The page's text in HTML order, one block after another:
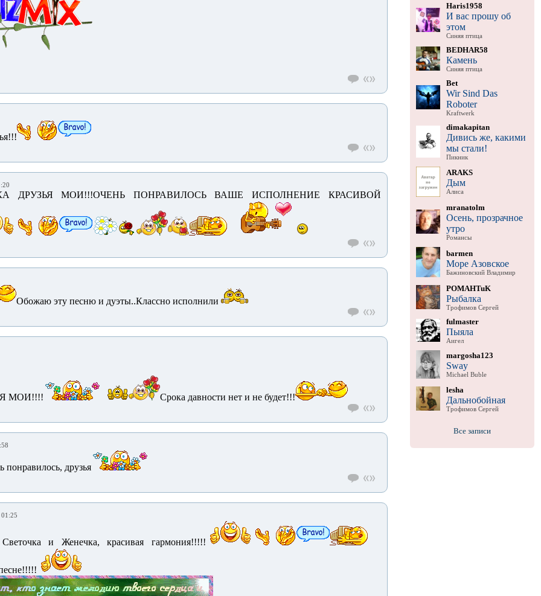
ДРУЗЬЯ МОИ!!!ОЧЕНЬ ПОНРАВИЛОСЬ ВАШЕ ИСПОЛНЕНИЕ КРАСИВОЙ
Обожаю эту песню и дуэты..Классно исполнили
МОИ!!!! Срока давности нет и не будет!!!
друзья
и Женечка, красивая гармония!!!!!
Haris1958
И вас прошу об
этом
Синяя птица
BEDHAR58
Камень
Синяя птица
Bet
Wir Sind Das
Roboter
Kraftwerk
dimakapitan
Дивись же, какими
мы стали!
Пикник
ARAKS
Дым
Алиса
mranatolm
Осень, прозрачное
утро
Романсы
barmen
Море Азовское
Бажиновский Владимир
POMAHTuK
Рыбалка
Трофимов Сергей
fulmaster
Пыяла
Аигел
margosha123
Sway
Michael Buble
lesha
Дальнобойная
Трофимов Сергей
Все записи